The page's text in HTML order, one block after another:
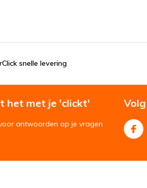
snelle levering
het met je 'clickt'
antwoorden op je vragen